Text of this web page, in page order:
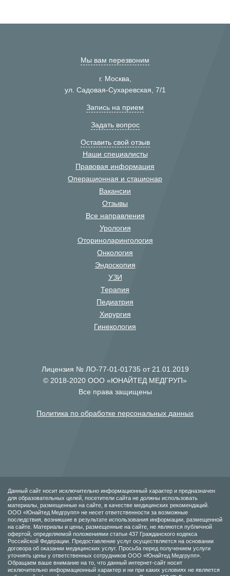
Мы вам перезвоним
г. Москва,
ул. Садовая-Сухаревская, 7/1
Запись на прием
Задать вопрос
Оставить свой отзыв
Наши специалисты
Правовая информация
Операционная и стационар
Вакансии
Отзывы
Все направления
Урология
Оториноларингология
Онкология
Эндоскопия
УЗИ
Терапия
Педиатрия
Хирургия
Гинекология
Лицензия № ЛО-77-01-01735 от 21.01.2019
© 2018-2020 ООО «ЮНАЙТЕД МЕДГРУП»
Все права защищены
Политика по обработке персональных данных
Данный сайт носит исключительно информационный характер и предназначен
для образовательных целей, посетители сайта не должны использовать
материалы, размещенные на сайте, в качестве медицинских рекомендаций.
ООО «Юнайтед Медгрупп» не несет ответственности за возможные
последствия, возникшие в результате использования информации, размещенной
на сайте. Материалы и цены, размещенные на сайте, не являются публичной
офертой, определяемой положениями статьи 437 Гражданского кодекса
Российской Федерации. Предоставление услуг осуществляется на основании
договора об оказании медицинских услуг. Просьба перед получением услуги
уточнять цены у ответственных сотрудников ООО «Юнайтед Медгрупп».
Обращаем ваше внимание на то, что данный интернет-сайт носит
исключительно информационный характер и ни при каких условиях не является